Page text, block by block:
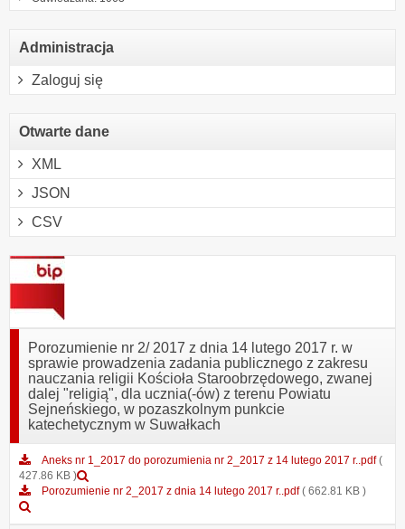
Administracja
Zaloguj się
Otwarte dane
XML
JSON
CSV
Porozumienie nr 2/ 2017 z dnia 14 lutego 2017 r. w
sprawie prowadzenia zadania publicznego z zakresu
nauczania religii Kościoła Staroobrzędowego, zwanej
dalej "religią", dla ucznia(-ów) z terenu Powiatu
Sejneńskiego, w pozaszkolnym punkcie
katechetycznym w Suwałkach
Aneks nr 1_2017 do porozumienia nr 2_2017 z 14 lutego 2017 r..pdf (
427.86 KB )
załącznika
nr
Porozumienie nr 2_2017 z dnia 14 lutego 2017 r..pdf ( 662.81 KB )
załącznika